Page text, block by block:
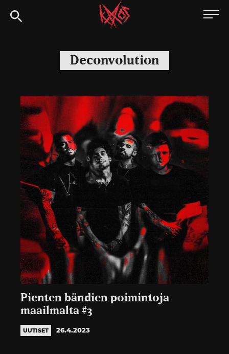
Siirry
suoraan
Kaaoszine
Deconvolution
Pienten bändien poimintoja
maailmalta #3
UUTISET 26.4.2023